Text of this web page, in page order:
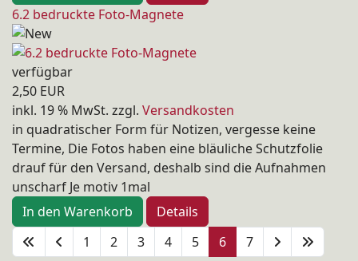
6.2 bedruckte Foto-Magnete
verfügbar
2,50 EUR
inkl. 19 % MwSt. zzgl. Versandkosten
in quadratischer Form für Notizen, vergesse keine
Termine, Die Fotos haben eine bläuliche Schutzfolie
drauf für den Versand, deshalb sind die Aufnahmen
unscharf Je motiv 1mal
In den Warenkorb
Details
1
2 3 4 5 6 7